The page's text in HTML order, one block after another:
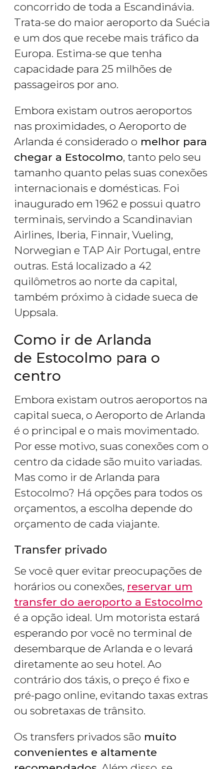
concorrido de toda a Escandinávia.
Trata-se do maior aeroporto da Suécia
e um dos que recebe mais tráfico da
Europa. Estima-se que tenha
capacidade para 25 milhões de
passageiros por ano.
Embora existam outros aeroportos
nas proximidades, o Aeroporto de
Arlanda é considerado o melhor para
chegar a Estocolmo, tanto pelo seu
tamanho quanto pelas suas conexões
internacionais e domésticas. Foi
inaugurado em 1962 e possui quatro
terminais, servindo a Scandinavian
Airlines, Iberia, Finnair, Vueling,
Norwegian e TAP Air Portugal, entre
outras. Está localizado a 42
quilômetros ao norte da capital,
também próximo à cidade sueca de
Uppsala.
Como ir de Arlanda
de Estocolmo para o
centro
Embora existam outros aeroportos na
capital sueca, o Aeroporto de Arlanda
é o principal e o mais movimentado.
Por esse motivo, suas conexões com o
centro da cidade são muito variadas.
Mas como ir de Arlanda para
Estocolmo? Há opções para todos os
orçamentos, a escolha depende do
orçamento de cada viajante.
Transfer privado
Se você quer evitar preocupações de
horários ou conexões, reservar um
transfer do aeroporto a Estocolmo
é a opção ideal. Um motorista estará
esperando por você no terminal de
desembarque de Arlanda e o levará
diretamente ao seu hotel. Ao
contrário dos táxis, o preço é fixo e
pré-pago online, evitando taxas extras
ou sobretaxas de trânsito.
Os transfers privados são muito
convenientes e altamente